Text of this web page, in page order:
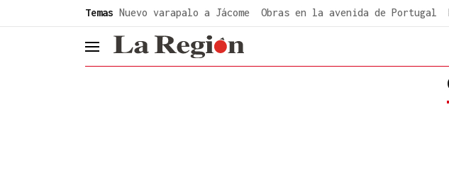
Temas Nuevo varapalo a Jácome Obras en la avenida de Portugal
header.menu.open